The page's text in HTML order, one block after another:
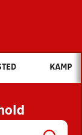
du søge efter?
NYHEDER
OG
KAMP